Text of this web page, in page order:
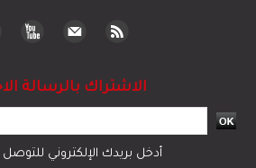
الاشتراك بالرسالة
أدخل بريدك الإلكتروني للتوصل